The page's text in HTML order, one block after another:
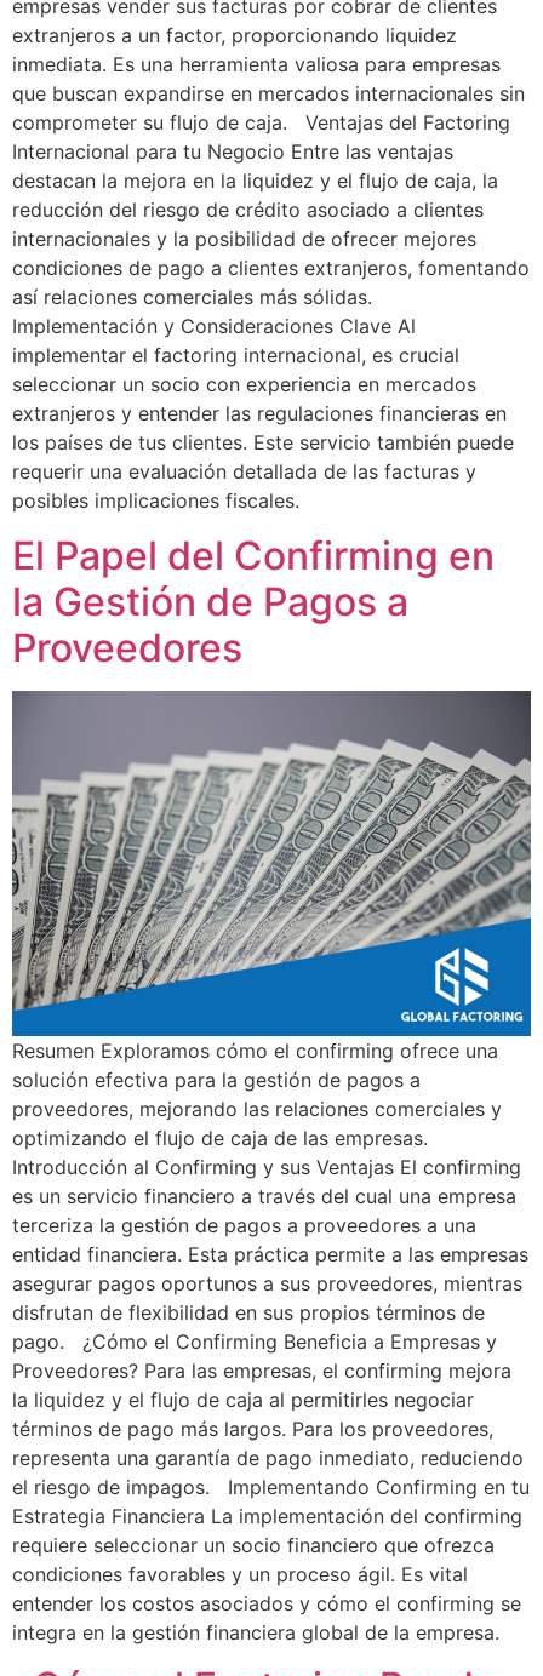
empresas vender sus facturas por cobrar de clientes
extranjeros a un factor, proporcionando liquidez
inmediata. Es una herramienta valiosa para empresas
que buscan expandirse en mercados internacionales sin
comprometer su flujo de caja. Ventajas del Factoring
Internacional para tu Negocio Entre las ventajas
destacan la mejora en la liquidez y el flujo de caja, la
reducción del riesgo de crédito asociado a clientes
internacionales y la posibilidad de ofrecer mejores
condiciones de pago a clientes extranjeros, fomentando
así relaciones comerciales más sólidas.
Implementación y Consideraciones Clave Al
implementar el factoring internacional, es crucial
seleccionar un socio con experiencia en mercados
extranjeros y entender las regulaciones financieras en
los países de tus clientes. Este servicio también puede
requerir una evaluación detallada de las facturas y
posibles implicaciones fiscales.
El Papel del Confirming en
la Gestión de Pagos a
Proveedores
Resumen Exploramos cómo el confirming ofrece una
solución efectiva para la gestión de pagos a
proveedores, mejorando las relaciones comerciales y
optimizando el flujo de caja de las empresas.
Introducción al Confirming y sus Ventajas El confirming
es un servicio financiero a través del cual una empresa
terceriza la gestión de pagos a proveedores a una
entidad financiera. Esta práctica permite a las empresas
asegurar pagos oportunos a sus proveedores, mientras
disfrutan de flexibilidad en sus propios términos de
pago. ¿Cómo el Confirming Beneficia a Empresas y
Proveedores? Para las empresas, el confirming mejora
la liquidez y el flujo de caja al permitirles negociar
términos de pago más largos. Para los proveedores,
representa una garantía de pago inmediato, reduciendo
el riesgo de impagos. Implementando Confirming en tu
Estrategia Financiera La implementación del confirming
requiere seleccionar un socio financiero que ofrezca
condiciones favorables y un proceso ágil. Es vital
entender los costos asociados y cómo el confirming se
integra en la gestión financiera global de la empresa.